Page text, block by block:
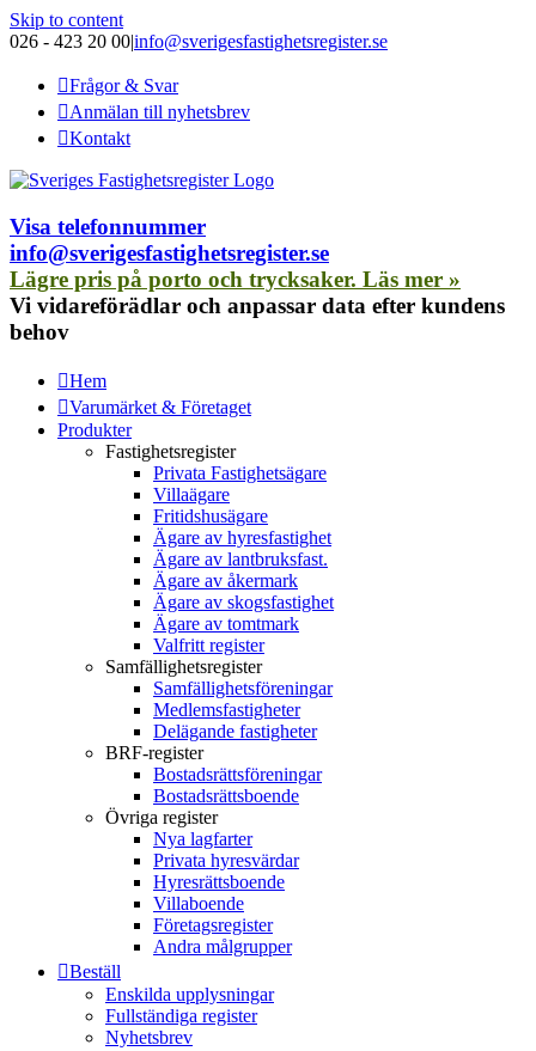
Skip to content
026 - 423 20 00|info@sverigesfastighetsregister.se
Frågor & Svar
Anmälan till nyhetsbrev
Kontakt
Visa telefonnummer
info@sverigesfastighetsregister.se
Lägre pris på porto och trycksaker. Läs mer »
Vi vidareförädlar och anpassar data efter kundens
behov
Hem
Varumärket & Företaget
Produkter
Fastighetsregister
Privata Fastighetsägare
Villaägare
Fritidshusägare
Ägare av hyresfastighet
Ägare av lantbruksfast.
Ägare av åkermark
Ägare av skogsfastighet
Ägare av tomtmark
Valfritt register
Samfällighetsregister
Samfällighetsföreningar
Medlemsfastigheter
Delägande fastigheter
BRF-register
Bostadsrättsföreningar
Bostadsrättsboende
Övriga register
Nya lagfarter
Privata hyresvärdar
Hyresrättsboende
Villaboende
Företagsregister
Andra målgrupper
Beställ
Enskilda upplysningar
Fullständiga register
Nyhetsbrev